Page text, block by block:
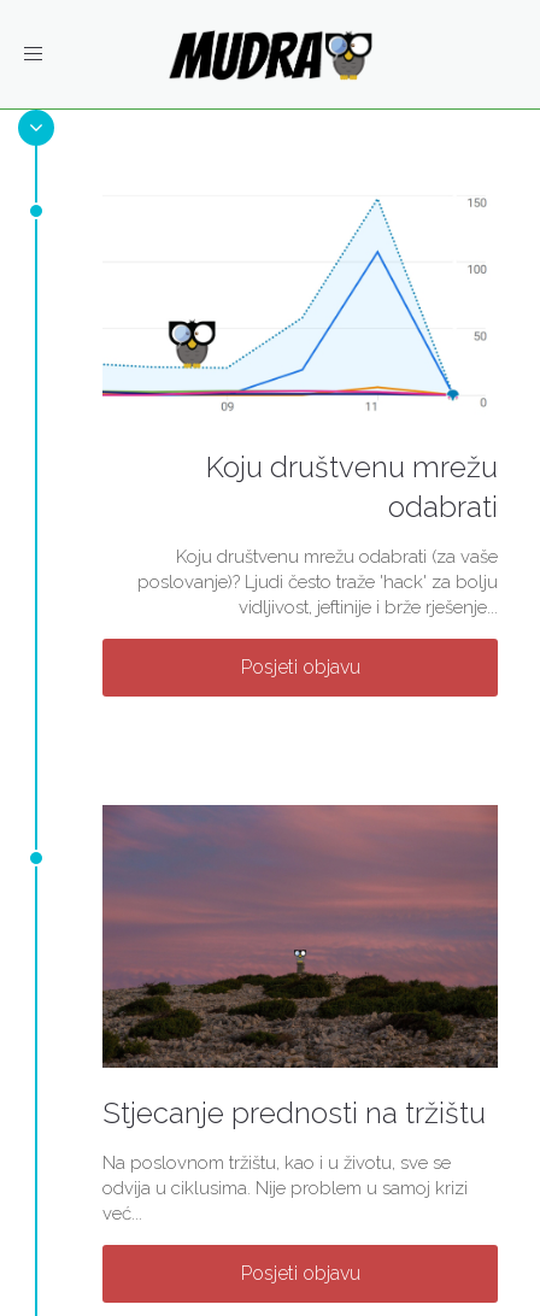
Toggle
Koju društvenu mrežu
odabrati
Koju društvenu mrežu odabrati (za vaše
poslovanje)? Ljudi često traže 'hack' za bolju
vidljivost, jeftinije i brže rješenje...
Posjeti objavu
Stjecanje prednosti na tržištu
Na poslovnom tržištu, kao i u životu, sve se
odvija u ciklusima. Nije problem u samoj krizi
već...
Posjeti objavu